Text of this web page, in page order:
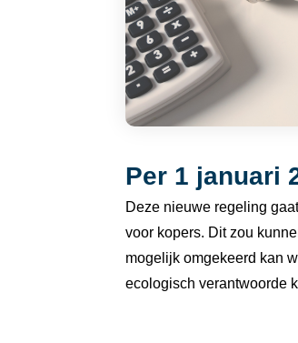
Per 1 januari
Deze nieuwe regeling
voor kopers. Dit zou
mogelijk omgekeerd kan
ecologisch verantwoorde